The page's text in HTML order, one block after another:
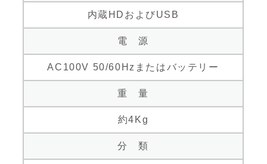
内蔵HDおよびUSB
電 源
AC100V 50/60Hzまたはバッテリー
重 量
約4Kg
分 類